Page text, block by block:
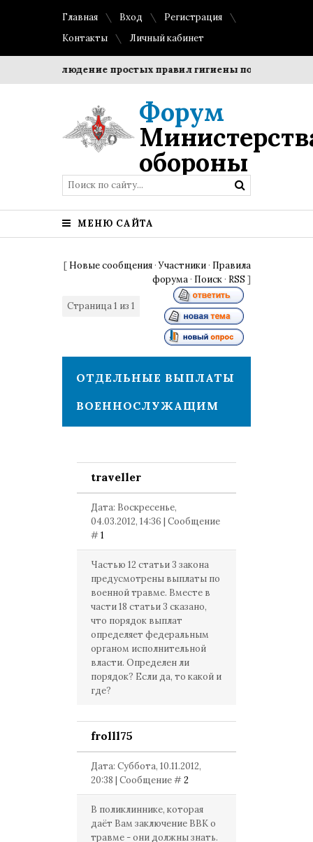
Главная Вход
Регистрация
Контакты
Личный кабинет
Соблюдение простых правил гигиены помогает
Форум
обороны
МЕНЮ САЙТА
[ Новые сообщения ·Участники · Правила
форума · Поиск · RSS ]
Страница1 из 1
ОТДЕЛЬНЫЕ ВЫПЛАТЫ
ВОЕННОСЛУЖАЩИМ
traveller
Дата: Воскресенье,
04.03.2012, 14:36 | Сообщение
#1
Частью 12 статьи 3 закона
предусмотрены выплаты по
военной травме. Вместе в
части 18 статьи 3 сказано,
что порядок выплат
определяет федеральным
органом исполнительной
власти. Определен ли
порядок? Если да, то какой и
где?
frolll75
Дата: Суббота, 10.11.2012,
20:38 | Сообщение #2
В поликлиннике, которая
даёт Вам заключение ВВК о
травме - они должны знать.